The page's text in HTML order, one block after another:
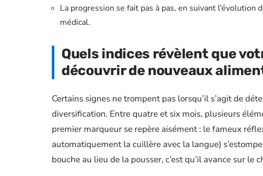
La progression se fait pas à pas, en suivant l’évolution
médical.
Quels indices révèlent que
découvrir de nouveaux
Certains signes ne trompent pas lorsqu’il s’agit de
diversification. Entre quatre et six mois, plusieurs
premier marqueur se repère aisément : le fameux
automatiquement la cuillère avec la langue)
bouche au lieu de la pousser, c’est qu’il avance sur le